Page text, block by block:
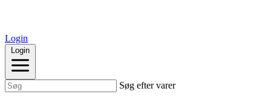
Login
Login
Søg efter varer